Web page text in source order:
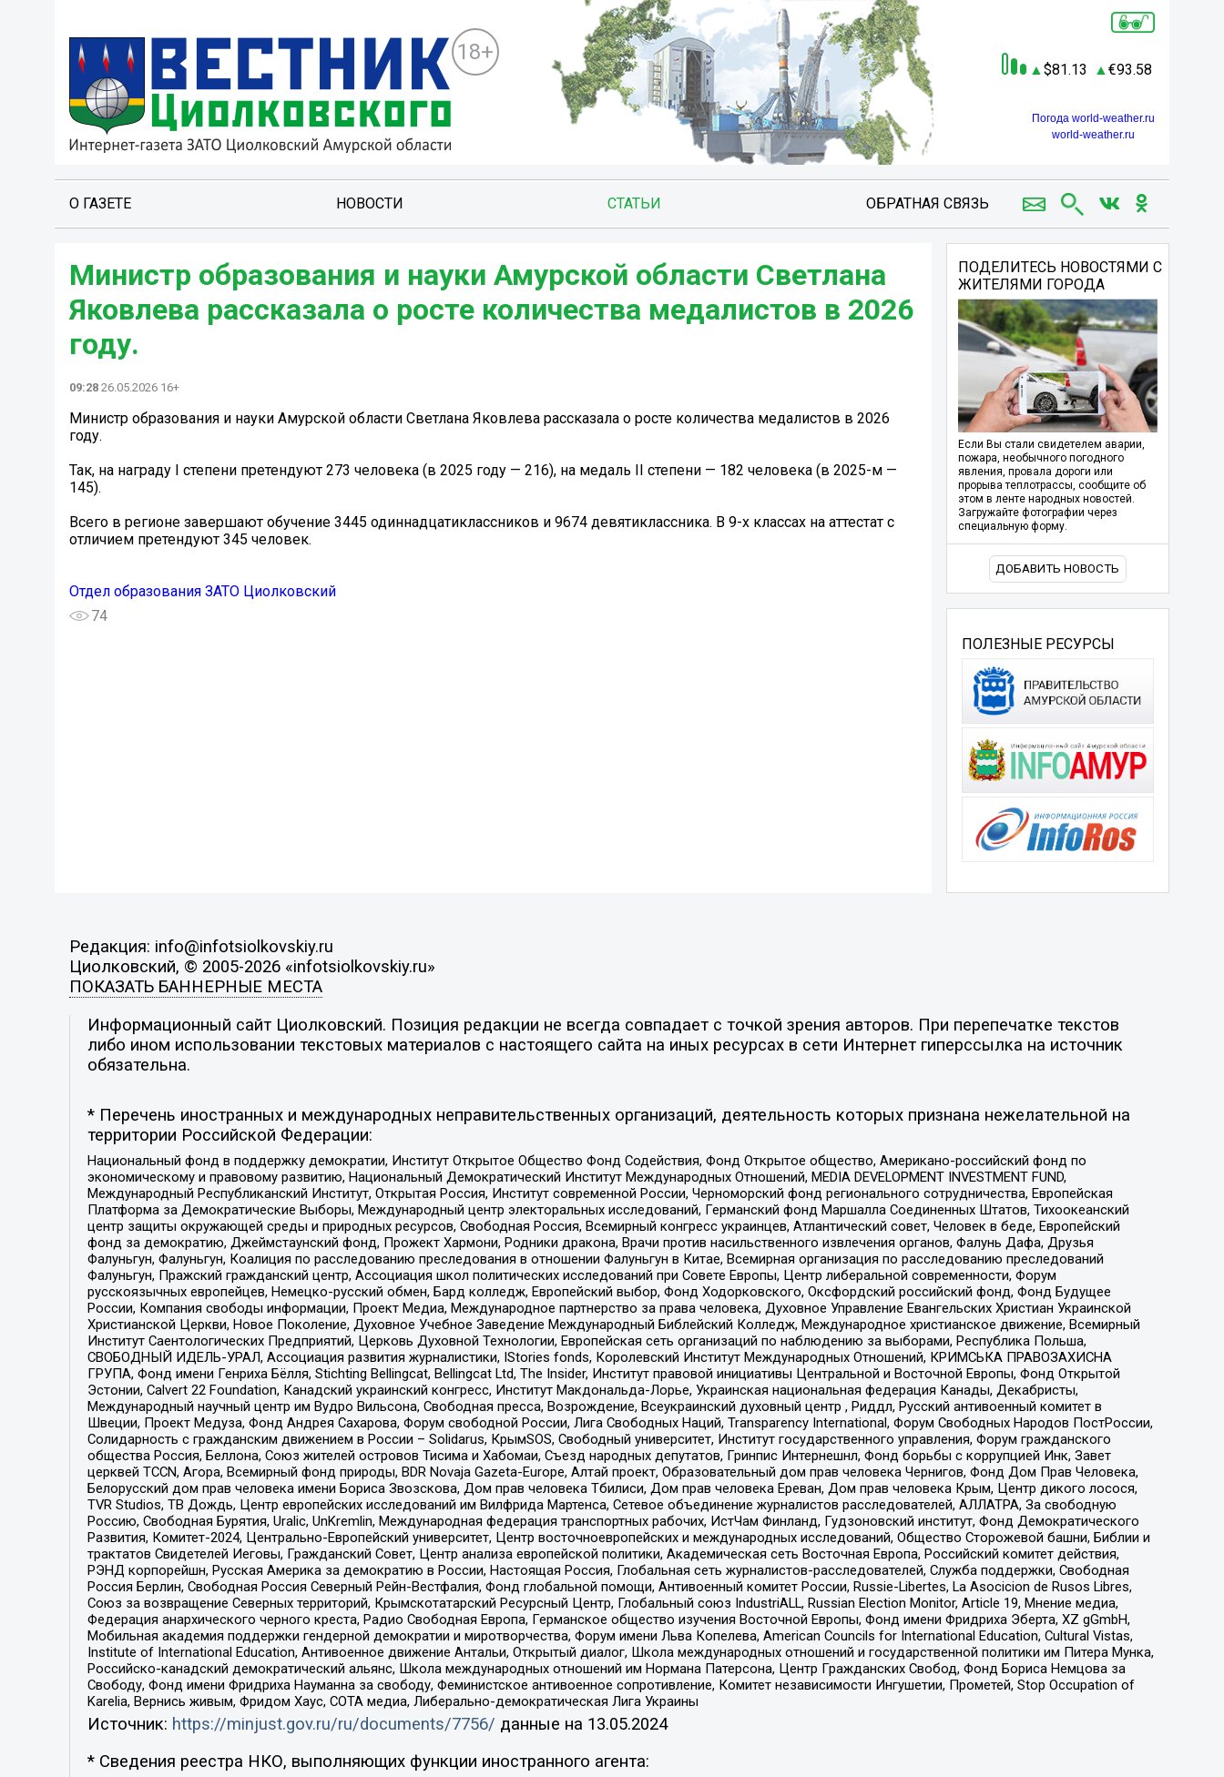
18+
81.13 93.58
Погода world-weather.ru
world-weather.ru
О ГАЗЕТЕ НОВОСТИ СТАТЬИ ОБРАТНАЯ СВЯЗЬ
Министр образования и науки Амурской области Светлана
Яковлева рассказала о росте количества медалистов в 2026
году.
09:28 26.05.2026 16+
Министр образования и науки Амурской области Светлана Яковлева рассказала о росте количества медалистов в 2026
году.
Так, на награду I степени претендуют 273 человека (в 2025 году — 216), на медаль II степени — 182 человека (в 2025-м —
145).
Всего в регионе завершают обучение 3445 одиннадцатиклассников и 9674 девятиклассника. В 9-х классах на аттестат с
отличием претендуют 345 человек.
Отдел образования ЗАТО Циолковский
74
ПОДЕЛИТЕСЬ НОВОСТЯМИ С
ЖИТЕЛЯМИ ГОРОДА
Если Вы стали свидетелем аварии,
пожара, необычного погодного
явления, провала дороги или
прорыва теплотрассы, сообщите об
этом в ленте народных новостей.
Загружайте фотографии через
специальную форму.
ДОБАВИТЬ НОВОСТЬ
ПОЛЕЗНЫЕ РЕСУРСЫ
Редакция: info@infotsiolkovskiy.ru
Циолковский, © 2005-2026 «infotsiolkovskiy.ru»
ПОКАЗАТЬ БАННЕРНЫЕ МЕСТА
Информационный сайт Циолковский. Позиция редакции не всегда совпадает с точкой зрения авторов. При перепечатке текстов
либо ином использовании текстовых материалов с настоящего сайта на иных ресурсах в сети Интернет гиперссылка на источник
обязательна.
* Перечень иностранных и международных неправительственных организаций, деятельность которых признана нежелательной на
территории Российской Федерации:
Национальный фонд в поддержку демократии, Институт Открытое Общество Фонд Содействия, Фонд Открытое общество, Американо-российский фонд по
экономическому и правовому развитию, Национальный Демократический Институт Международных Отношений, MEDIA DEVELOPMENT INVESTMENT FUND,
Международный Республиканский Институт, Открытая Россия, Институт современной России, Черноморский фонд регионального сотрудничества, Европейская
Платформа за Демократические Выборы, Международный центр электоральных исследований, Германский фонд Маршалла Соединенных Штатов, Тихоокеанский
центр защиты окружающей среды и природных ресурсов, Свободная Россия, Всемирный конгресс украинцев, Атлантический совет, Человек в беде, Европейский
фонд за демократию, Джеймстаунский фонд, Прожект Хармони, Родники дракона, Врачи против насильственного извлечения органов, Фалунь Дафа, Друзья
Фалуньгун, Фалуньгун, Коалиция по расследованию преследования в отношении Фалуньгун в Китае, Всемирная организация по расследованию преследований
Фалуньгун, Пражский гражданский центр, Ассоциация школ политических исследований при Совете Европы, Центр либеральной современности, Форум
русскоязычных европейцев, Немецко-русский обмен, Бард колледж, Европейский выбор, Фонд Ходорковского, Оксфордский российский фонд, Фонд Будущее
России, Компания свободы информации, Проект Медиа, Международное партнерство за права человека, Духовное Управление Евангельских Христиан Украинской
Христианской Церкви, Новое Поколение, Духовное Учебное Заведение Международный Библейский Колледж, Международное христианское движение, Всемирный
Институт Саентологических Предприятий, Церковь Духовной Технологии, Европейская сеть организаций по наблюдению за выборами, Республика Польша,
СВОБОДНЫЙ ИДЕЛЬ-УРАЛ, Ассоциация развития журналистики, IStories fonds, Королевский Институт Международных Отношений, КРИМСЬКА ПРАВОЗАХИСНА
ГРУПА, Фонд имени Генриха Бёлля, Stichting Bellingcat, Bellingcat Ltd, The Insider, Институт правовой инициативы Центральной и Восточной Европы, Фонд Открытой
Эстонии, Calvert 22 Foundation, Канадский украинский конгресс, Институт Макдональда-Лорье, Украинская национальная федерация Канады, Декабристы,
Международный научный центр им Вудро Вильсона, Свободная пресса, Возрождение, Всеукраинский духовный центр , Риддл, Русский антивоенный комитет в
Швеции, Проект Медуза, Фонд Андрея Сахарова, Форум свободной России, Лига Свободных Наций, Transparеncy International, Форум Свободных Народов ПостРоссии,
Солидарность с гражданским движением в России – Solidarus, КрымSOS, Свободный университет, Институт государственного управления, Форум гражданского
общества Россия, Беллона, Союз жителей островов Тисима и Хабомаи, Съезд народных депутатов, Гринпис Интернешнл, Фонд борьбы с коррупцией Инк, Завет
церквей TCCN, Агора, Всемирный фонд природы, BDR Novaja Gazeta-Europe, Алтай проект, Образовательный дом прав человека Чернигов, Фонд Дом Прав Человека,
Белорусский дом прав человека имени Бориса Звозскова, Дом прав человека Тбилиси, Дом прав человека Ереван, Дом прав человека Крым, Центр дикого лосося,
TVR Studios, ТВ Дождь, Центр европейских исследований им Вилфрида Мартенса, Сетевое объединение журналистов расследователей, АЛЛАТРА, За свободную
Россию, Свободная Бурятия, Uralic, UnKremlin, Международная федерация транспортных рабочих, ИстЧам Финланд, Гудзоновский институт, Фонд Демократического
Развития, Комитет-2024, Центрально-Европейский университет, Центр восточноевропейских и международных исследований, Общество Сторожевой башни, Библии и
трактатов Свидетелей Иеговы, Гражданский Совет, Центр анализа европейской политики, Академическая сеть Восточная Европа, Российский комитет действия,
РЭНД корпорейшн, Русская Америка за демократию в России, Настоящая Россия, Глобальная сеть журналистов-расследователей, Служба поддержки, Свободная
Россия Берлин, Свободная Россия Северный Рейн-Вестфалия, Фонд глобальной помощи, Антивоенный комитет России, Russie-Libertes, La Asocicion de Rusos Libres,
Союз за возвращение Северных территорий, Крымскотатарский Ресурсный Центр, Глобальный союз IndustriALL, Russian Election Monitor, Article 19, Мнение медиа,
Федерация анархического черного креста, Радио Свободная Европа, Германское общество изучения Восточной Европы, Фонд имени Фридриха Эберта, XZ gGmbH,
Мобильная академия поддержки гендерной демократии и миротворчества, Форум имени Льва Копелева, American Councils for International Education, Cultural Vistas,
Institute of International Education, Антивоенное движение Антальи, Открытый диалог, Школа международных отношений и государственной политики им Питера Мунка,
Российско-канадский демократический альянс, Школа международных отношений им Нормана Патерсона, Центр Гражданских Свобод, Фонд Бориса Немцова за
Свободу, Фонд имени Фридриха Науманна за свободу, Феминистское антивоенное сопротивление, Комитет независимости Ингушетии, Прометей, Stop Occupation of
Karelia, Вернись живым, Фридом Хаус, СОТА медиа, Либерально-демократическая Лига Украины
Источник: https://minjust.gov.ru/ru/documents/7756/ данные на 13.05.2024
* Сведения реестра НКО, выполняющих функции иностранного агента: